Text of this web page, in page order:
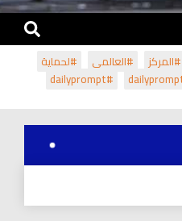
#المركز #العالمي
#لحماية
#dailyprompt